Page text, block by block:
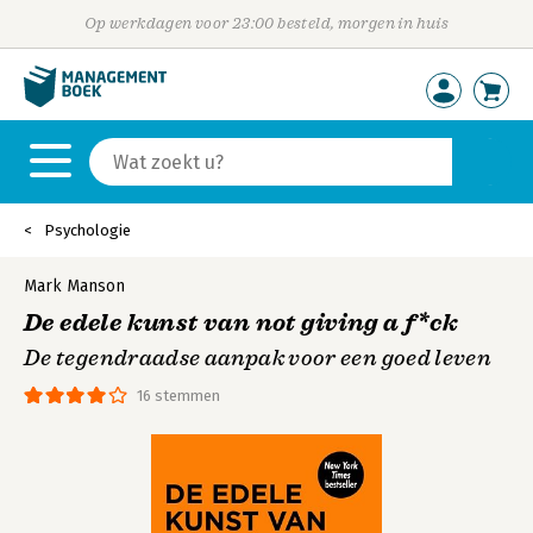
Op werkdagen voor 23:00 besteld, morgen in huis
Psychologie
16 stemmen
Mark Manson
De edele kunst van not giving a f*ck
De tegendraadse aanpak voor een goed leven